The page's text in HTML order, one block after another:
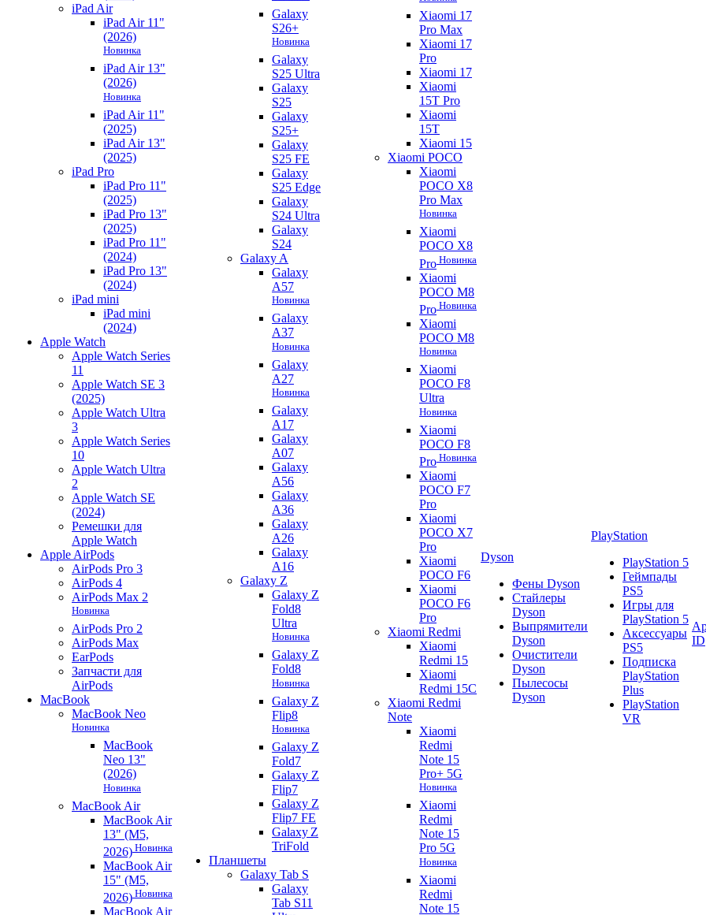
iPad Air
iPad Air 11"
(2026)
Новинка
iPad Air 13"
(2026)
Новинка
iPad Air 11"
(2025)
iPad Air 13"
(2025)
iPad Pro
iPad Pro 11"
(2025)
iPad Pro 13"
(2025)
iPad Pro 11"
(2024)
iPad Pro 13"
(2024)
iPad mini
iPad mini
(2024)
Apple Watch
Apple Watch Series
11
Apple Watch SE 3
(2025)
Apple Watch Ultra
3
Apple Watch Series
10
Apple Watch Ultra
2
Apple Watch SE
(2024)
Ремешки для
Apple Watch
Apple AirPods
AirPods Pro 3
AirPods 4
AirPods Max 2
Новинка
AirPods Pro 2
AirPods Max
EarPods
Запчасти для
AirPods
MacBook
MacBook Neo
Новинка
MacBook
Neo 13"
(2026)
Новинка
MacBook Air
MacBook Air
13" (M5,
2026) Новинка
MacBook Air
15" (M5,
2026) Новинка
MacBook Air
Galaxy
S26+
Новинка
Galaxy
S25 Ultra
Galaxy
S25
Galaxy
S25+
Galaxy
S25 FE
Galaxy
S25 Edge
Galaxy
S24 Ultra
Galaxy
S24
Galaxy A
Galaxy
A57
Новинка
Galaxy
A37
Новинка
Galaxy
A27
Новинка
Galaxy
A17
Galaxy
A07
Galaxy
A56
Galaxy
A36
Galaxy
A26
Galaxy
A16
Galaxy Z
Galaxy Z
Fold8
Ultra
Новинка
Galaxy Z
Fold8
Новинка
Galaxy Z
Flip8
Новинка
Galaxy Z
Fold7
Galaxy Z
Flip7
Galaxy Z
Flip7 FE
Galaxy Z
TriFold
Планшеты
Galaxy Tab S
Galaxy
Tab S11
Xiaomi 17
Pro Max
Xiaomi 17
Pro
Xiaomi 17
Xiaomi
15T Pro
Xiaomi
15T
Xiaomi 15
Xiaomi POCO
Xiaomi
POCO X8
Pro Max
Новинка
Xiaomi
POCO X8
Pro Новинка
Xiaomi
POCO M8
Pro Новинка
Xiaomi
POCO M8
Новинка
Xiaomi
POCO F8
Ultra
Новинка
Xiaomi
POCO F8
Pro Новинка
Xiaomi
POCO F7
Pro
Xiaomi
POCO X7
Pro
Xiaomi
POCO F6
Xiaomi
POCO F6
Pro
Xiaomi Redmi
Xiaomi
Redmi 15
Xiaomi
Redmi 15C
Xiaomi Redmi
Note
Xiaomi
Redmi
Note 15
Pro+ 5G
Новинка
Xiaomi
Redmi
Note 15
Pro 5G
Новинка
Xiaomi
Redmi
Note 15
Dyson
Фены Dyson
Стайлеры
Dyson
Выпрямители
Dyson
Очистители
Dyson
Пылесосы
Dyson
PlayStation
PlayStation 5
Геймпады
PS5
Игры для
PlayStation 5
Аксессуары
PS5
Подписка
PlayStation
Plus
PlayStation
VR
ID